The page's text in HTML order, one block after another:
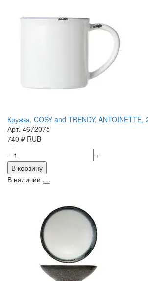
Кружка, COSY and TRENDY, ANTOINETTE,
Арт. 4672075
740 ₽ RUB
-
+
В корзину
В наличии